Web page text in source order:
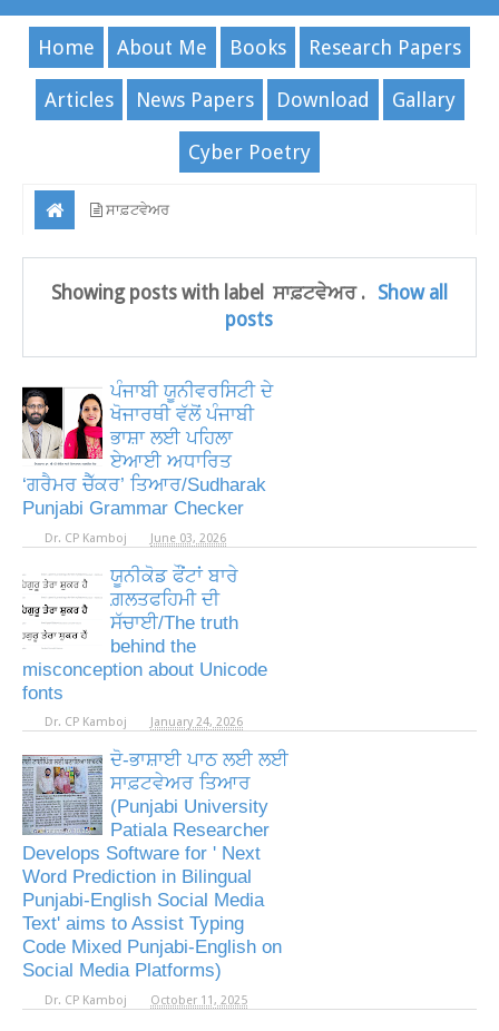
Home About Me Books Research Papers
Articles News Papers Download Gallary
Cyber Poetry
ਸਾਫ਼ਟਵੇਅਰ
Showing posts with label ਸਾਫ਼ਟਵੇਅਰ . Show all
posts
ਪੰਜਾਬੀ ਯੂਨੀਵਰਸਿਟੀ ਦੇ
ਖੋਜਾਰਥੀ ਵੱਲੋਂ ਪੰਜਾਬੀ
ਭਾਸ਼ਾ ਲਈ ਪਹਿਲਾ
ਏਆਈ ਅਧਾਰਿਤ
‘ਗਰੈਮਰ ਚੈੱਕਰ’ ਤਿਆਰ/Sudharak
Punjabi Grammar Checker
Dr. CP Kamboj June 03, 2026
ਯੂਨੀਕੋਡ ਫੌਂਟਾਂ ਬਾਰੇ
ਗ਼ਲਤਫਹਿਮੀ ਦੀ
ਸੱਚਾਈ/The truth
behind the
misconception about Unicode
fonts
Dr. CP Kamboj January 24, 2026
ਦੋ-ਭਾਸ਼ਾਈ ਪਾਠ ਲਈ ਲਈ
ਸਾਫ਼ਟਵੇਅਰ ਤਿਆਰ
(Punjabi University
Patiala Researcher
Develops Software for ' Next
Word Prediction in Bilingual
Punjabi-English Social Media
Text' aims to Assist Typing
Code Mixed Punjabi-English on
Social Media Platforms)
Dr. CP Kamboj October 11, 2025